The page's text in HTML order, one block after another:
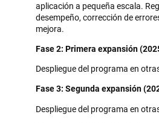
aplicación a pequeña escala.
desempeño, corrección de
mejora.
Fase 2: Primera expansión
Despliegue del programa en
Fase 3: Segunda expansión
Despliegue del programa en